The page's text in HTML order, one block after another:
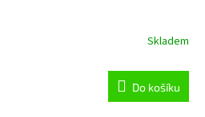
Skladem
Do košíku